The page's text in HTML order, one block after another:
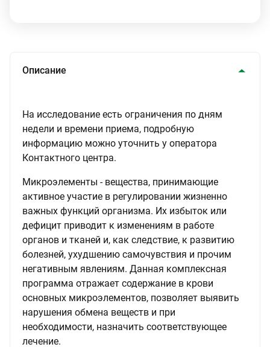
Описание
На исследование есть ограничения по дням
недели и времени приема, подробную
информацию можно уточнить у оператора
Контактного центра.
Микроэлементы - вещества, принимающие
активное участие в регулировании жизненно
важных функций организма. Их избыток или
дефицит приводит к изменениям в работе
органов и тканей и, как следствие, к развитию
болезней, ухудшению самочувствия и прочим
негативным явлениям. Данная комплексная
программа отражает содержание в крови
основных микроэлементов, позволяет выявить
нарушения обмена веществ и при
необходимости, назначить соответствующее
лечение.